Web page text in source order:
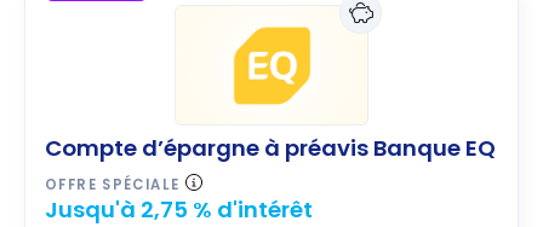
Compte d’épargne à préavis Banque EQ
OFFRE SPÉCIALE
Jusqu'à 2,75 % d'intérêt